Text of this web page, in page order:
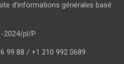
d’informations générales basé
2024/pl/P
99 88 / +1 210 992 0689